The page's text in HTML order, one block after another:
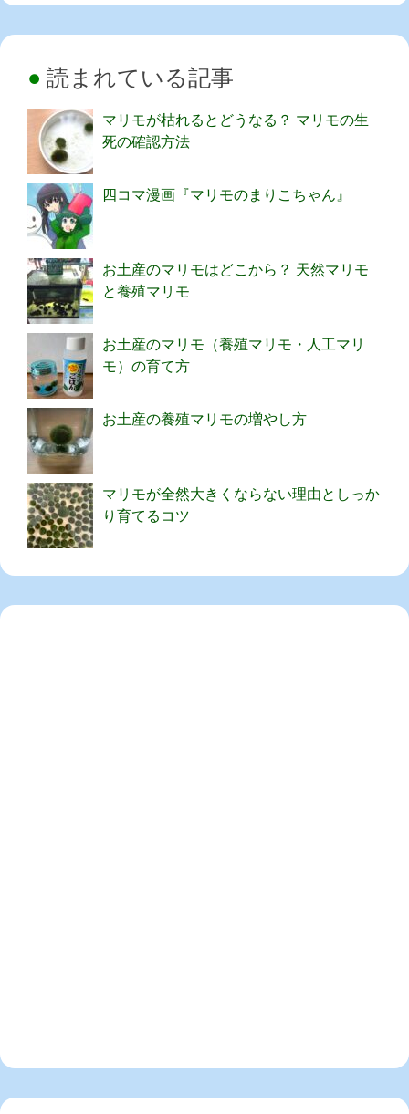
読まれている記事
マリモが枯れるとどうなる？ マリモの生
死の確認方法
四コマ漫画『マリモのまりこちゃん』
お土産のマリモはどこから？ 天然マリモ
と養殖マリモ
お土産のマリモ（養殖マリモ・人工マリ
モ）の育て方
お土産の養殖マリモの増やし方
マリモが全然大きくならない理由としっか
り育てるコツ